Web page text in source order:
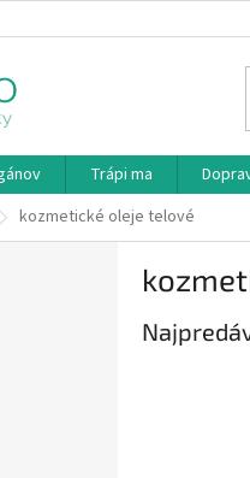
Trápi ma
kozmetické oleje telové